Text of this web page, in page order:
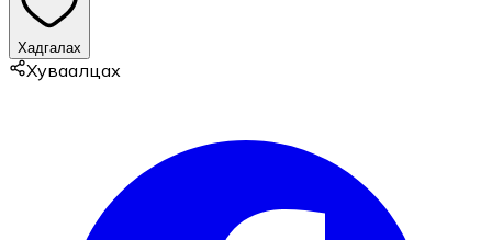
Хадгалах
Хуваалцах